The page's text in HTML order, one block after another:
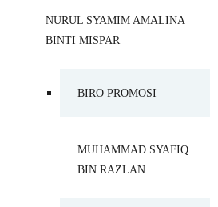
NURUL SYAMIM AMALINA
BINTI MISPAR
BIRO PROMOSI
MUHAMMAD SYAFIQ
BIN RAZLAN